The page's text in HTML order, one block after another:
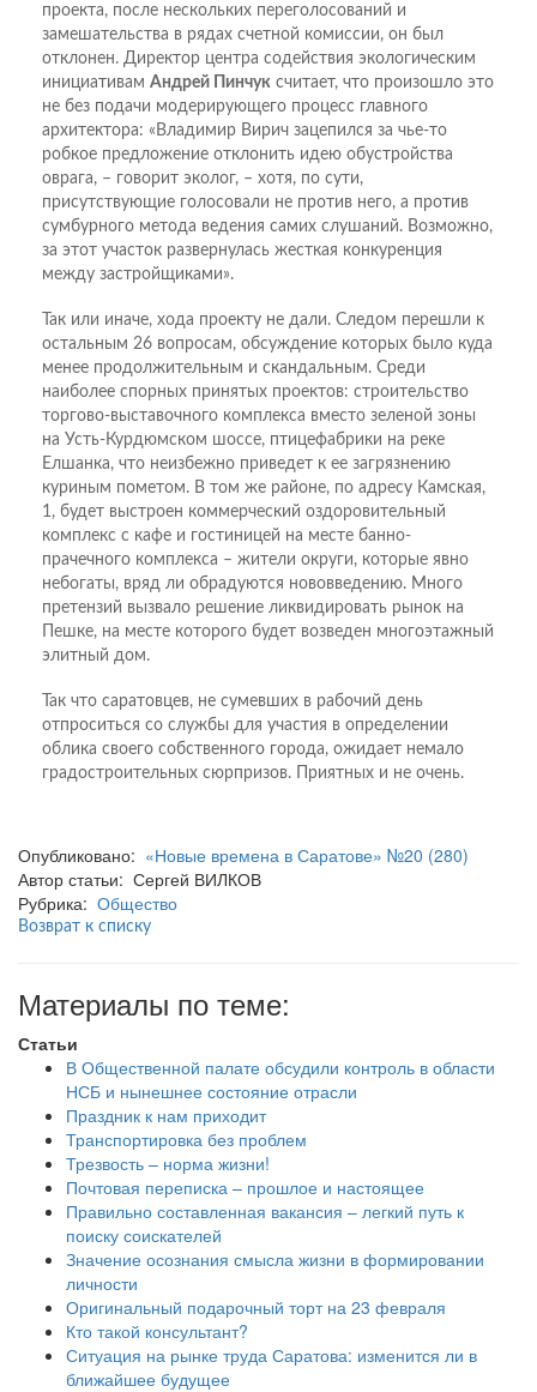
проекта, после нескольких переголосований и
замешательства в рядах счетной комиссии, он был
отклонен. Директор центра содействия экологическим
инициативам Андрей Пинчук считает, что произошло это
не без подачи модерирующего процесс главного
архитектора: «Владимир Вирич зацепился за чье-то
робкое предложение отклонить идею обустройства
оврага, – говорит эколог, – хотя, по сути,
присутствующие голосовали не против него, а против
сумбурного метода ведения самих слушаний. Возможно,
за этот участок развернулась жесткая конкуренция
между застройщиками».
Так или иначе, хода проекту не дали. Следом перешли к
остальным 26 вопросам, обсуждение которых было куда
менее продолжительным и скандальным. Среди
наиболее спорных принятых проектов: строительство
торгово-выставочного комплекса вместо зеленой зоны
на Усть-Курдюмском шоссе, птицефабрики на реке
Елшанка, что неизбежно приведет к ее загрязнению
куриным пометом. В том же районе, по адресу Камская,
1, будет выстроен коммерческий оздоровительный
комплекс с кафе и гостиницей на месте банно-
прачечного комплекса – жители округи, которые явно
небогаты, вряд ли обрадуются нововведению. Много
претензий вызвало решение ликвидировать рынок на
Пешке, на месте которого будет возведен многоэтажный
элитный дом.
Так что саратовцев, не сумевших в рабочий день
отпроситься со службы для участия в определении
облика своего собственного города, ожидает немало
градостроительных сюрпризов. Приятных и не очень.
Опубликовано: «Новые времена в Саратове» №20 (280)
Автор статьи: Сергей ВИЛКОВ
Рубрика: Общество
Возврат к списку
Материалы по теме:
Статьи
В Общественной палате обсудили контроль в области
НСБ и нынешнее состояние отрасли
Праздник к нам приходит
Транспортировка без проблем
Трезвость – норма жизни!
Почтовая переписка – прошлое и настоящее
Правильно составленная вакансия – легкий путь к
поиску соискателей
Значение осознания смысла жизни в формировании
личности
Оригинальный подарочный торт на 23 февраля
Кто такой консультант?
Ситуация на рынке труда Саратова: изменится ли в
ближайшее будущее